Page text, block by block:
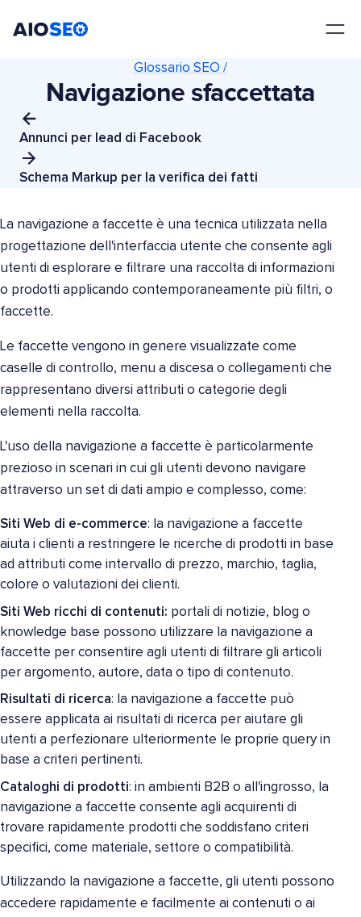
Annunci per lead di Facebook
Glossario SEO /
Navigazione sfaccettata
Schema Markup per la verifica dei fatti
La navigazione a faccette è una tecnica utilizzata nella
progettazione dell'interfaccia utente che consente agli
utenti di esplorare e filtrare una raccolta di informazioni
o prodotti applicando contemporaneamente più filtri, o
faccette.
Le faccette vengono in genere visualizzate come
caselle di controllo, menu a discesa o collegamenti che
rappresentano diversi attributi o categorie degli
elementi nella raccolta.
L'uso della navigazione a faccette è particolarmente
prezioso in scenari in cui gli utenti devono navigare
attraverso un set di dati ampio e complesso, come:
Siti Web di e-commerce: la navigazione a faccette
aiuta i clienti a restringere le ricerche di prodotti in base
ad attributi come intervallo di prezzo, marchio, taglia,
colore o valutazioni dei clienti.
Siti Web ricchi di contenuti: portali di notizie, blog o
knowledge base possono utilizzare la navigazione a
faccette per consentire agli utenti di filtrare gli articoli
per argomento, autore, data o tipo di contenuto.
Risultati di ricerca: la navigazione a faccette può
essere applicata ai risultati di ricerca per aiutare gli
utenti a perfezionare ulteriormente le proprie query in
base a criteri pertinenti.
Cataloghi di prodotti: in ambienti B2B o all'ingrosso, la
navigazione a faccette consente agli acquirenti di
trovare rapidamente prodotti che soddisfano criteri
specifici, come materiale, settore o compatibilità.
Utilizzando la navigazione a faccette, gli utenti possono
accedere rapidamente e facilmente ai contenuti o ai